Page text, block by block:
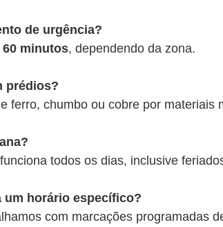
de urgência?
60 minutos, dependendo da zona.
prédios?
ferro, chumbo ou cobre por materiais
todos os dias, inclusive
um horário específico?
com marcações programadas